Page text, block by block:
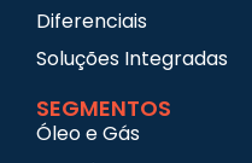
Diferenciais
Soluções Integradas
SEGMENTOS
Óleo e Gás